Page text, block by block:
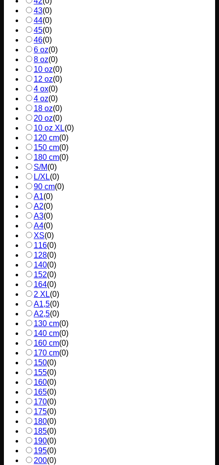
43(0)
44(0)
45(0)
46(0)
6 oz(0)
8 oz(0)
10 oz(0)
12 oz(0)
4 ox(0)
4 oz(0)
18 oz(0)
20 oz(0)
10 oz XL(0)
120 cm(0)
150 cm(0)
180 cm(0)
S/M(0)
L/XL(0)
90 cm(0)
A1(0)
A2(0)
A3(0)
A4(0)
XS(0)
116(0)
128(0)
140(0)
152(0)
164(0)
2 XL(0)
A1,5(0)
A2,5(0)
130 cm(0)
140 cm(0)
160 cm(0)
170 cm(0)
150(0)
155(0)
160(0)
165(0)
170(0)
175(0)
180(0)
185(0)
190(0)
195(0)
200(0)